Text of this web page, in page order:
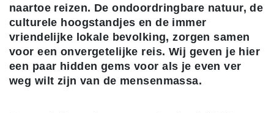
naartoe reizen. De ondoordringbare natuur, de
culturele hoogstandjes en de immer
vriendelijke lokale bevolking, zorgen samen
voor een onvergetelijke reis. Wij geven je hier
een paar hidden gems voor als je even ver
weg wilt zijn van de mensenmassa.